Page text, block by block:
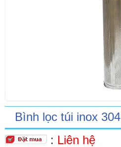
Bình lọc túi inox 304
: Liên hệ